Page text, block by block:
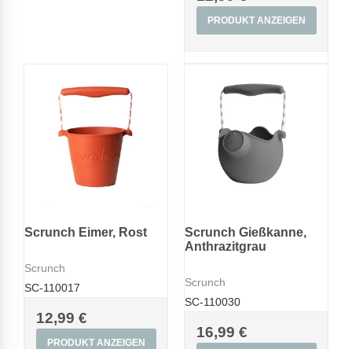
PRODUKT ANZEIGEN
Scrunch Eimer, Rost
Scrunch
SC-110017
12,99 €
PRODUKT ANZEIGEN
Scrunch Gießkanne,
Anthrazitgrau
Scrunch
SC-110030
16,99 €